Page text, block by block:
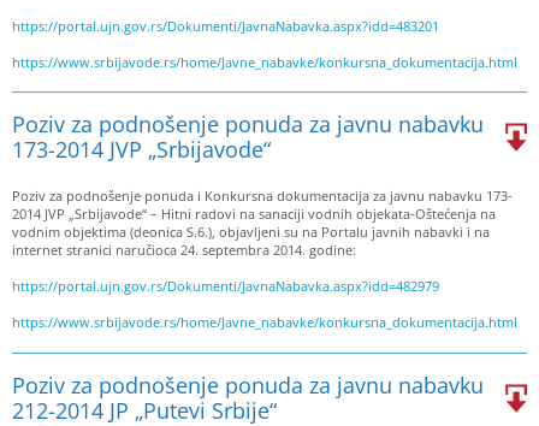
https://portal.ujn.gov.rs/Dokumenti/JavnaNabavka.aspx?idd=483201
https://www.srbijavode.rs/home/Javne_nabavke/konkursna_dokumentacija.html
Poziv za podnošenje ponuda za javnu nabavku
173-2014 JVP „Srbijavode“
Poziv za podnošenje ponuda i Konkursna dokumentacija za javnu nabavku 173-
2014 JVP „Srbijavode“ – Hitni radovi na sanaciji vodnih objekata-Oštećenja na
vodnim objektima (deonica S.6.), objavljeni su na Portalu javnih nabavki i na
internet stranici naručioca 24. septembra 2014. godine:
https://portal.ujn.gov.rs/Dokumenti/JavnaNabavka.aspx?idd=482979
https://www.srbijavode.rs/home/Javne_nabavke/konkursna_dokumentacija.html
Poziv za podnošenje ponuda za javnu nabavku
212-2014 JP „Putevi Srbije“